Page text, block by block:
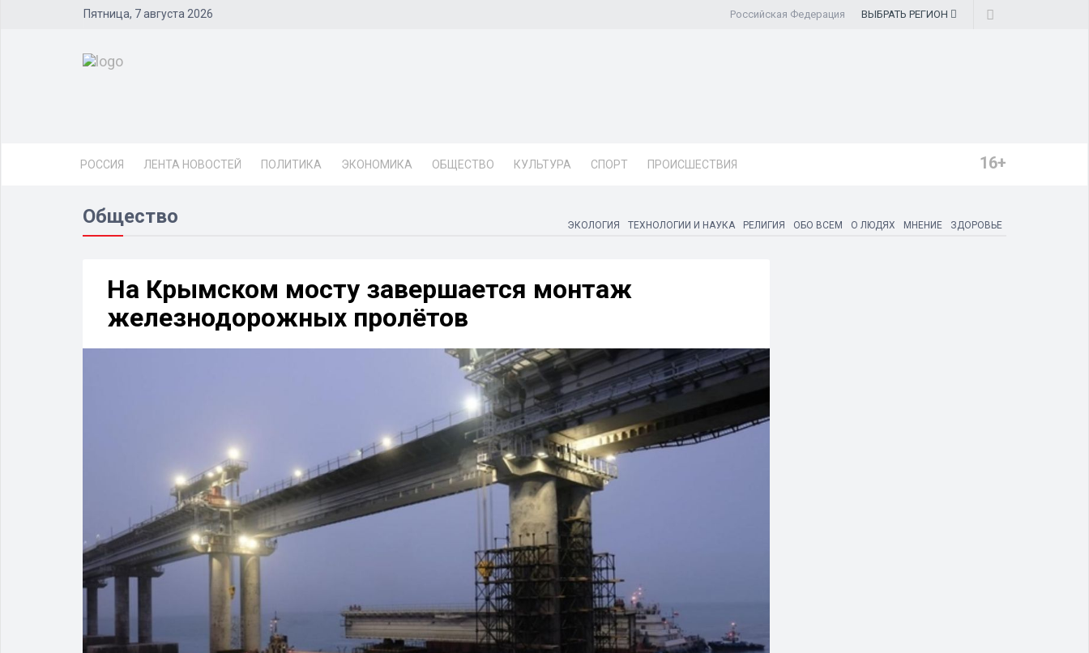
Пятница, 7 августа 2026 Российская Федерация ВЫБРАТЬ РЕГИОН
РОССИЯ ЛЕНТА НОВОСТЕЙ ПОЛИТИКА ЭКОНОМИКА ОБЩЕСТВО КУЛЬТУРА СПОРТ ПРОИСШЕСТВИЯ 16+
Общество ЭКОЛОГИЯ ТЕХНОЛОГИИ И НАУКА РЕЛИГИЯ ОБО ВСЕМ О ЛЮДЯХ МНЕНИЕ ЗДОРОВЬЕ
На Крымском мосту завершается монтаж
железнодорожных пролётов